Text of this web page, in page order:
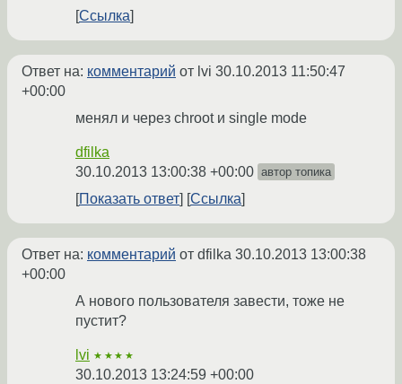
Ссылка
Ответ на: комментарий от lvi 30.10.2013 11:50:47
+00:00
менял и через chroot и single mode
dfilka
30.10.2013 13:00:38 +00:00 автор топика
Показать ответ Ссылка
Ответ на: комментарий от dfilka 30.10.2013 13:00:38
+00:00
А нового пользователя завести, тоже не
пустит?
lvi ★★★★
30.10.2013 13:24:59 +00:00